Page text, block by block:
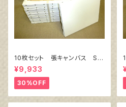
10枚セット 張キャンバス Sn
owWhite SPC（綿・ポリエステ
ル）F8 455㎜×380㎜
¥9,933
30%OFF